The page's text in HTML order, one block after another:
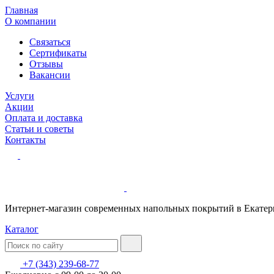
Главная
О компании
Связаться
Сертификаты
Отзывы
Вакансии
Услуги
Акции
Оплата и доставка
Статьи и советы
Контакты
Интернет-магазин современных напольных покрытий в
Каталог
+7 (343) 239-68-77